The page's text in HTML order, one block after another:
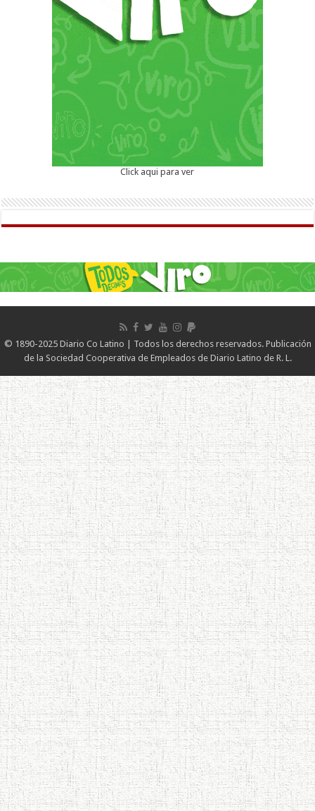
Click aqui para ver
© 1890-2025 Diario Co Latino | Todos los derechos reservados. Publicación
de la Sociedad Cooperativa de Empleados de Diario Latino de R. L.